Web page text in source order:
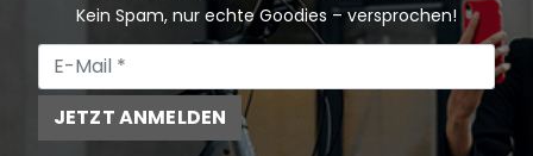
Kein Spam, nur echte Goodies – versprochen!
JETZT ANMELDEN